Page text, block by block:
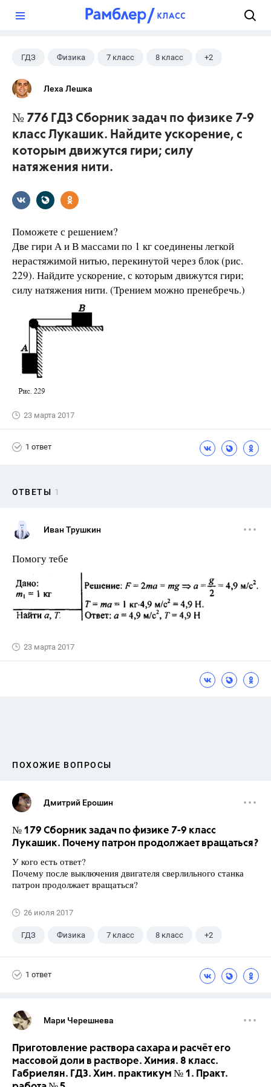
ГДЗ Физика 7 класс 8 класс +2
9 класс
Леха Лешка
№ 776 ГДЗ Сборник задач по физике 7-9
класс Лукашик. Найдите ускорение, с
которым движутся гири; силу
натяжения нити.
Поможете с решением?
Две гири А и В массами по 1 кг соединены легкой
нерастяжимой нитью, перекинутой через блок (рис.
229). Найдите ускорение, с которым движутся гири;
силу натяжения нити. (Трением можно пренебречь.)
23 марта 2017
1 ответ
ОТВЕТЫ 1
Иван Трушкин
Помогу тебе
23 марта 2017
ПОХОЖИЕ ВОПРОСЫ
Дмитрий Ерошин
№ 179 Сборник задач по физике 7-9 класс
Лукашик. Почему патрон продолжает вращаться?
У кого есть ответ?
Почему после выключения двигателя сверлильного станка
патрон продолжает вращаться?
26 июля 2017
ГДЗ Физика 7 класс 8 класс +2
1 ответ
Мари Черешнева
Приготовление раствора сахара и расчёт его
массовой доли в растворе. Химия. 8 класс.
Габриелян. ГДЗ. Хим. практикум № 1. Практ.